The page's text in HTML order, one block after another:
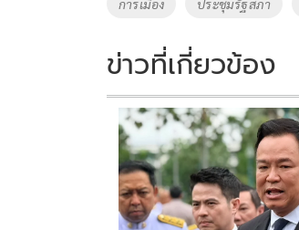
k k
การเมือง ประชุมรัฐสภา
ข่าวที่เกี่ยวข้อง